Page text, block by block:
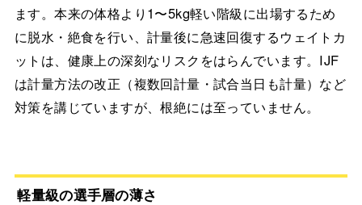
ます。本来の体格より1〜5kg軽い階級に出場するため
に脱水・絶食を行い、計量後に急速回復するウェイトカ
ットは、健康上の深刻なリスクをはらんでいます。IJF
は計量方法の改正（複数回計量・試合当日も計量）など
対策を講じていますが、根絶には至っていません。
軽量級の選手層の薄さ